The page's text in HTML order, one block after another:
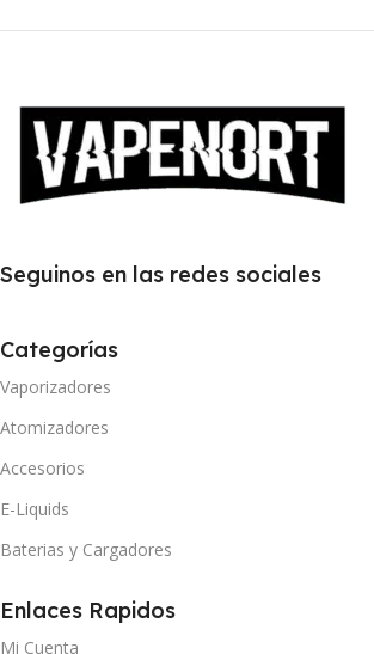
Seguinos en las redes sociales
Categorías
Vaporizadores
Atomizadores
Accesorios
E-Liquids
Baterias y Cargadores
Enlaces Rapidos
Mi Cuenta